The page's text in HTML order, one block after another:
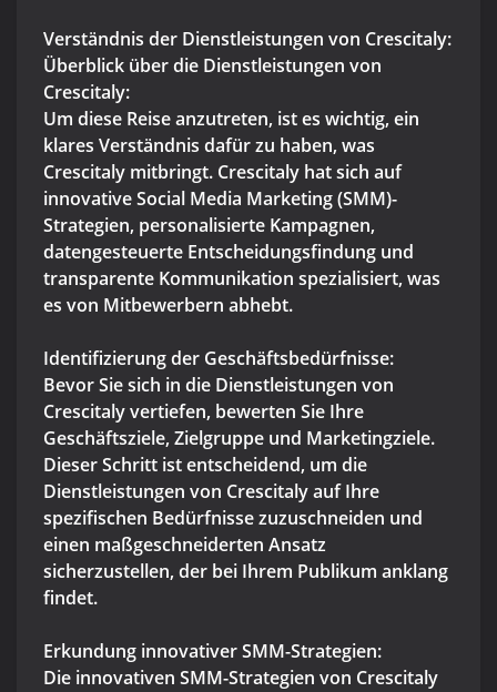
Verständnis der Dienstleistungen von Crescitaly:
Überblick über die Dienstleistungen von
Crescitaly:
Um diese Reise anzutreten, ist es wichtig, ein
klares Verständnis dafür zu haben, was
Crescitaly mitbringt. Crescitaly hat sich auf
innovative Social Media Marketing (SMM)-
Strategien, personalisierte Kampagnen,
datengesteuerte Entscheidungsfindung und
transparente Kommunikation spezialisiert, was
es von Mitbewerbern abhebt.
Identifizierung der Geschäftsbedürfnisse:
Bevor Sie sich in die Dienstleistungen von
Crescitaly vertiefen, bewerten Sie Ihre
Geschäftsziele, Zielgruppe und Marketingziele.
Dieser Schritt ist entscheidend, um die
Dienstleistungen von Crescitaly auf Ihre
spezifischen Bedürfnisse zuzuschneiden und
einen maßgeschneiderten Ansatz
sicherzustellen, der bei Ihrem Publikum anklang
findet.
Erkundung innovativer SMM-Strategien:
Die innovativen SMM-Strategien von Crescitaly